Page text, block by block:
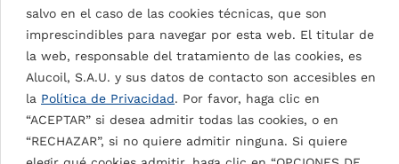
salvo en el caso de las cookies técnicas, que son
imprescindibles para navegar por esta web. El titular de
la web, responsable del tratamiento de las cookies, es
Alucoil, S.A.U. y sus datos de contacto son accesibles en
la Política de Privacidad. Por favor, haga clic en
“ACEPTAR” si desea admitir todas las cookies, o en
“RECHAZAR”, si no quiere admitir ninguna. Si quiere
SIGNAL WHITE 9003